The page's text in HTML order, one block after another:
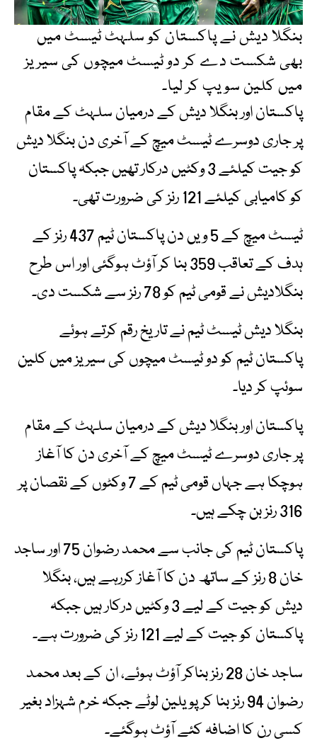
بنگلا دیش نے پاکستان کو سلہٹ ٹیسٹ میں
بھی شکست دے کر دو ٹیسٹ میچوں کی سیریز
میں کلین سویپ کر لیا۔
پاکستان اور بنگلا دیش کے درمیان سلہٹ کے مقام
پر جاری دوسرے ٹیسٹ میچ کے آخری دن بنگلا دیش
کو جیت کیلئے 3 وکٹیں درکار تھیں جبکہ پاکستان
کو کامیابی کیلئے 121 رنز کی ضرورت تھی۔
ٹیسٹ میچ کے 5 ویں دن پاکستان ٹیم 437 رنز کے
ہدف کے تعاقب 359 بنا کر آؤٹ ہوگئی اور اس طرح
بنگلادیش نے قومی ٹیم کو 78 رنز سے شکست دی۔
بنگلا دیش ٹیسٹ ٹیم نے تاریخ رقم کرتے ہوئے
پاکستان ٹیم کو دو ٹیسٹ میچوں کی سیریز میں کلین
سوئپ کر دیا۔
پاکستان اور بنگلا دیش کے درمیان سلہٹ کے مقام
پر جاری دوسرے ٹیسٹ میچ کے آخری دن کا آغاز
ہوچکا ہے جہاں قومی ٹیم کے 7 وکٹوں کے نقصان پر
316 رنز بن چکے ہیں۔
پاکستان ٹیم کی جانب سے محمد رضوان 75 اور ساجد
خان 8 رنز کے ساتھ دن کا آغاز کررہے ہیں، بنگلا
دیش کو جیت کے لیے 3 وکٹیں درکار ہیں جبکہ
پاکستان کو جیت کے لیے 121 رنز کی ضرورت ہے۔
ساجد خان 28 رنز بناکر آؤٹ ہوئے، ان کے بعد محمد
رضوان 94 رنز بنا کر پویلین لوٹے جبکہ خرم شہزاد بغیر
کسی رن کا اضافہ کئے آؤٹ ہوگئے۔